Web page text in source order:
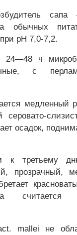
обычных
рН 7,0-7,2.
ч микроб
с
медленный
серовато-
осадок,
третьему
прозрачный,
считается
mallei не